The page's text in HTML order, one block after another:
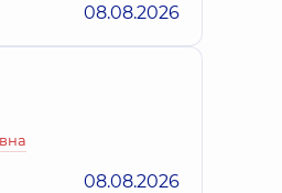
08.08.2026
08.08.2026